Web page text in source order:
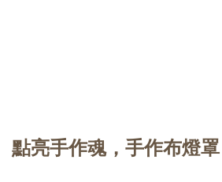
點亮手作魂，手作布燈